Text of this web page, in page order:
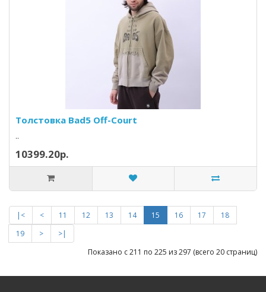
Толстовка Bad5 Off-Court
..
10399.20р.
|< < 11 12 13 14 15 16 17
18
19
>
>|
Показано с 211 по 225 из 297 (всего 20 страниц)